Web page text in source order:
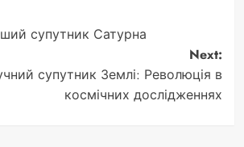
супутник Сатурна
Next:
супутник Землі: Революція в
космічних дослідженнях